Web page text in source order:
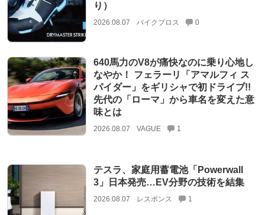
り）
2026.08.07 バイクブロス 0
640馬力のV8が痛快なのに乗り心地し
なやか！ フェラーリ「アマルフィ ス
パイダー」をギリシャで初ドライブ!!
先代の「ローマ」から車名を変えた意
味とは
2026.08.07 VAGUE 1
テスラ、家庭用蓄電池「Powerwall
3」日本発売…EV分野の技術を結集
2026.08.07 レスポンス 1